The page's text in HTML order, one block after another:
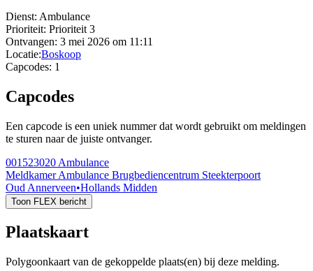
Dienst: Ambulance
Prioriteit: Prioriteit 3
Ontvangen: 3 mei 2026 om 11:11
Locatie:Boskoop
Capcodes: 1
Capcodes
Een capcode is een uniek nummer dat wordt gebruikt om meldingen
te sturen naar de juiste ontvanger.
001523020 Ambulance
Meldkamer Ambulance Brugbediencentrum Steekterpoort
Oud Annerveen•Hollands Midden
Toon FLEX bericht
Plaatskaart
Polygoonkaart van de gekoppelde plaats(en) bij deze melding.